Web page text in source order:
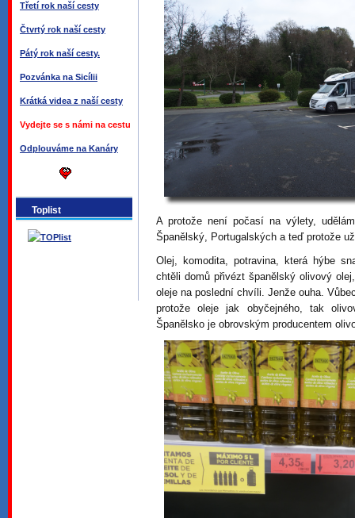
Třetí rok naší cesty
Čtvrtý rok naší cesty
Pátý rok naší cesty.
Pozvánka na Sicílii
Krátká videa z naší cesty
Vydejte se s námi na cestu
Odplouváme na Kanáry
Toplist
A protože není počasí na výlety,
Španělský, Portugalských a teď protože
Olej, komodita, potravina, která hýbe
chtěli domů přivézt španělský olivový
oleje na poslední chvíli. Jenže ouha.
protože oleje jak obyčejného, tak
Španělsko je obrovským producentem